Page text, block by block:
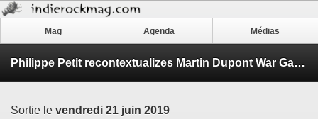
Mag Agenda Médias
Philippe Petit recontextualizes Martin Dupont War Games EP
Sortie le vendredi 21 juin 2019